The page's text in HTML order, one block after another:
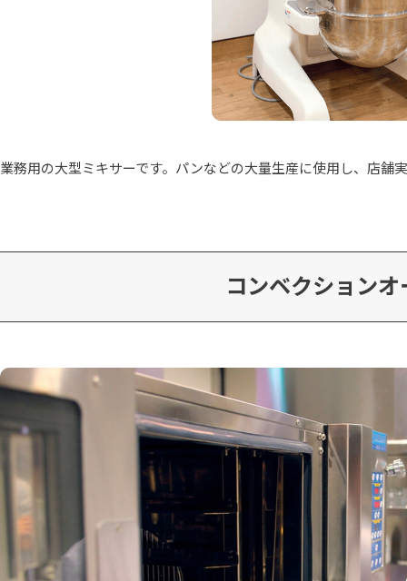
業務用の大型ミキサーです。パンなどの大量生産に使用し、店舗
コンベクションオ